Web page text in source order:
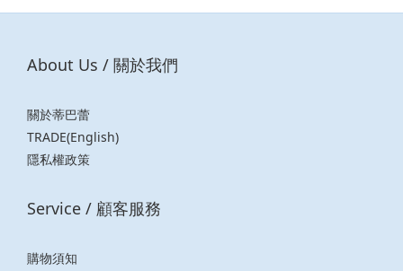
About Us / 關於我們
關於蒂巴蕾
TRADE(English)
隱私權政策
Service / 顧客服務
購物須知